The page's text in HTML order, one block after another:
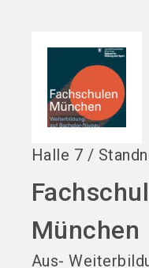
Halle 7 /
München
Aus-